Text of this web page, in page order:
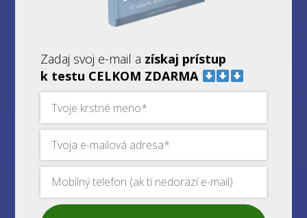
Zadaj svoj e-mail a získaj prístup
k testu CELKOM ZDARMA